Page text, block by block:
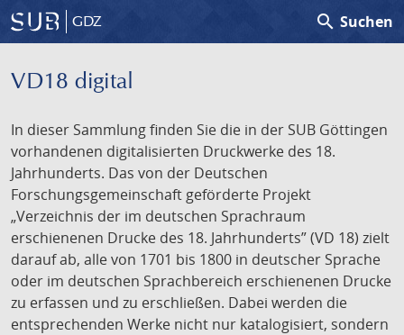
GDZ search Suchen
VD18 digital
In dieser Sammlung finden Sie die in der SUB Göttingen
vorhandenen digitalisierten Druckwerke des 18.
Jahrhunderts. Das von der Deutschen
Forschungsgemeinschaft geförderte Projekt
„Verzeichnis der im deutschen Sprachraum
erschienenen Drucke des 18. Jahrhunderts” (VD 18) zielt
darauf ab, alle von 1701 bis 1800 in deutscher Sprache
oder im deutschen Sprachbereich erschienenen Drucke
zu erfassen und zu erschließen. Dabei werden die
entsprechenden Werke nicht nur katalogisiert, sondern